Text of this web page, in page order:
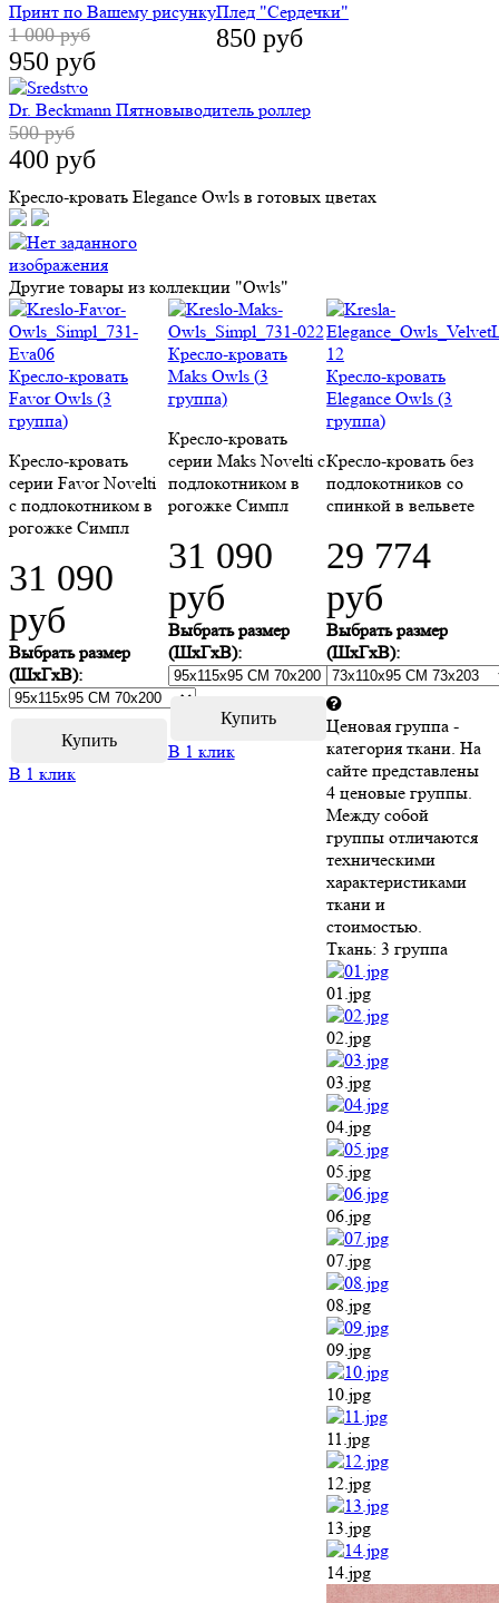
Принт по Вашему рисунку
1 000 руб
950 руб
Плед "Сердечки"
850 руб
Dr. Beckmann Пятновыводитель роллер
500 руб
400 руб
Кресло-кровать Elegance Owls в готовых цветах
Другие товары из коллекции "Owls"
Кресло-кровать
Favor Owls (3
группа)
Кресло-кровать
серии Favor Novelti
с подлокотником в
рогожке Симпл
31 090
руб
Выбрать размер
(ШхГхВ):
В 1 клик
Кресло-кровать
Maks Owls (3
группа)
Кресло-кровать
серии Maks Novelti с
подлокотником в
рогожке Симпл
31 090
руб
Выбрать размер
(ШхГхВ):
В 1 клик
Кресло-кровать
Elegance Owls (3
группа)
Кресло-кровать без
подлокотников со
спинкой в вельвете
29 774
руб
Выбрать размер
(ШхГхВ):
Ценовая группа -
категория ткани. На
сайте представлены
4 ценовые группы.
Между собой
группы отличаются
техническими
характеристиками
ткани и
стоимостью.
Ткань: 3 группа
01.jpg
02.jpg
03.jpg
04.jpg
05.jpg
06.jpg
07.jpg
08.jpg
09.jpg
10.jpg
11.jpg
12.jpg
13.jpg
14.jpg